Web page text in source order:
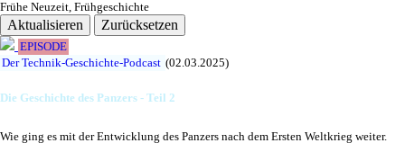
Frühe Neuzeit, Frühgeschichte
Aktualisieren Zurücksetzen
EPISODE
Der Technik-Geschichte-Podcast (02.03.2025)
Die Geschichte des Panzers - Teil 2
Wie ging es mit der Entwicklung des Panzers nach dem Ersten Weltkrieg weiter.